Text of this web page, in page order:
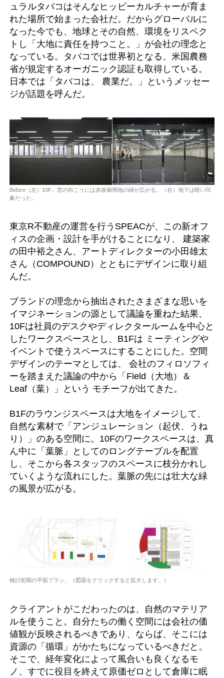
ュラルタバコはそんなヒッピーカルチャーが育ま
れた場所で始まった会社だ。だからグローバルに
なった今でも、地球とその自然、環境をリスペク
トし「大地に責任を持つこと。」が会社の理念と
なっている。タバコでは世界初となる、米国農務
省が規定するオーガニック認証も取得している。
日本では「タバコは、 農業だ。」というメッセー
ジが話題を呼んだ。
Before（左）10F。窓の向こうには赤坂御用地の緑が広がる。（右）地下は暗い印
象だった。
東京R不動産の運営を行うSPEACが、この新オフ
ィスの企画・設計を手がけることになり、 建築家
の田中裕之さん、アートディレクターの小田雄太
さん（COMPOUND）とともにデザインに取り組
んだ。
ブランドの理念から抽出されたさまざまな思いを
イマジネーションの源として議論を重ねた結果、
10Fは社員のデスクやディレクタールームを中心と
したワークスペースとし、B1Fは ミーティングや
イベントで使うスペースにすることにした。空間
デザインのテーマとしては、 会社のフィロソフィ
ーを踏まえた議論の中から「Field（大地）＆
Leaf（葉）」という モチーフが出てきた。
B1Fのラウンジスペースは大地をイメージして、
自然な素材で「アンジュレーション（起伏、うね
り）」のある空間に。10Fのワークスペースは、真
ん中に「葉脈」としてのロングテーブルを配置
し、そこから各スタッフのスペースに枝分かれし
ていくような流れにした。葉脈の先には壮大な緑
の風景が広がる。
検討初期の平面プラン。（図面をクリックすると拡大します。）
クライアントがこだわったのは、自然のマテリア
ルを使うこと。自分たちの働く空間には会社の価
値観が反映されるべきであり、ならば、そこには
資源の「循環」がかたちになっているべきだと。
そこで、経年変化によって風合いも良くなるモ
ノ、すでに役目を終えて原価ゼロとして倉庫に眠